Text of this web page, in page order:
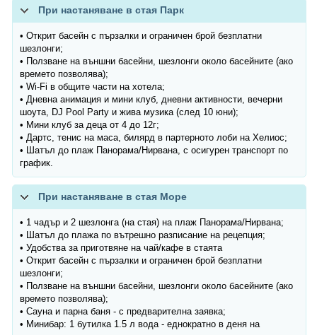
При настаняване в стая Парк
• Открит басейн с пързалки и ограничен брой безплатни
шезлонги;
• Ползване на външни басейни, шезлонги около басейните (ако
времето позволява);
• Wi-Fi в общите части на хотела;
• Дневна анимация и мини клуб, дневни активности, вечерни
шоута, DJ Pool Party и жива музика (след 10 юни);
• Мини клуб за деца от 4 до 12г;
• Дартс, тенис на маса, билярд в партерното лоби на Хелиос;
• Шатъл до плаж Панорама/Нирвана, с осигурен транспорт по
график.
При настаняване в стая Море
• 1 чадър и 2 шезлонга (на стая) на плаж Панорама/Нирвана;
• Шатъл до плажа по вътрешно разписание на рецепция;
• Удобства за приготвяне на чай/кафе в стаята
• Открит басейн с пързалки и ограничен брой безплатни
шезлонги;
• Ползване на външни басейни, шезлонги около басейните (ако
времето позволява);
• Сауна и парна баня - с предварителна заявка;
• Минибар: 1 бутилка 1.5 л вода - еднократно в деня на